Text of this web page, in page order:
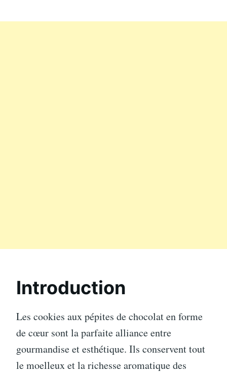
Introduction
Les cookies aux pépites de chocolat en forme
de cœur sont la parfaite alliance entre
gourmandise et esthétique. Ils conservent tout
le moelleux et la richesse aromatique des